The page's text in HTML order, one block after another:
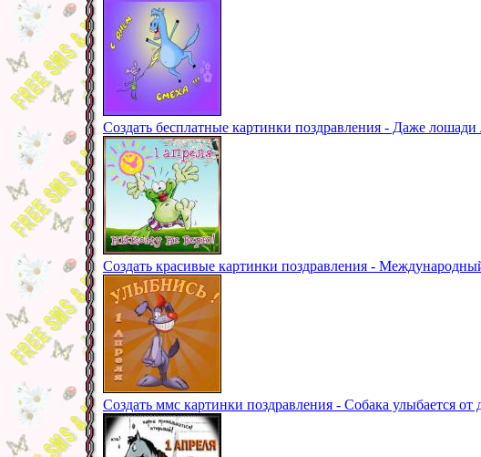
Создать бесплатные картинки поздравления - Даже лошади
Создать красивые картинки поздравления -
Создать ммс картинки поздравления - Собака улыбается от